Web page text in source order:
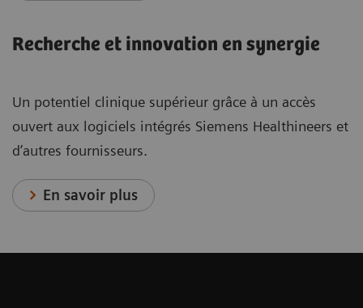
Recherche et innovation en synergie
Un potentiel clinique supérieur grâce à un accès
ouvert aux logiciels intégrés Siemens Healthineers et
d’autres fournisseurs.
En savoir plus